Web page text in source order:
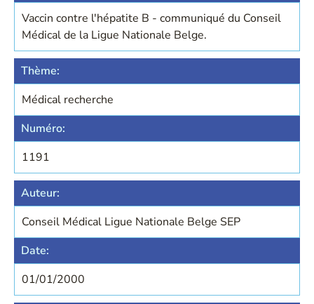
Vaccin contre l'hépatite B - communiqué du Conseil
Médical de la Ligue Nationale Belge.
Thème:
Médical recherche
Numéro:
1191
Auteur:
Conseil Médical Ligue Nationale Belge SEP
Date:
01/01/2000